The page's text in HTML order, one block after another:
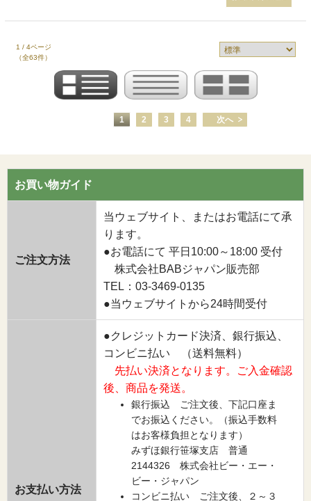
1 / 4ページ
（全63件）
1 2 3 4 次へ
お買い物ガイド
ご注文方法
当ウェブサイト、またはお電話にて承
ります。
●お電話にて 平日10:00～18:00 受付
株式会社BABジャパン販売部
TEL：03-3469-0135
●当ウェブサイトから24時間受付
お支払い方法
●クレジットカード決済、銀行振込、
コンビニ払い （送料無料）
先払い決済となります。ご入金確認
後、商品を発送。
銀行振込 ご注文後、下記口座ま
でお振込ください。（振込手数料
はお客様負担となります）
みずほ銀行笹塚支店 普通
2144326 株式会社ビー・エー・
ビー・ジャパン
コンビニ払い ご注文後、２～３